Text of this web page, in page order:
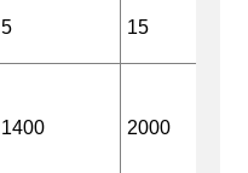
5 15
1400 2000